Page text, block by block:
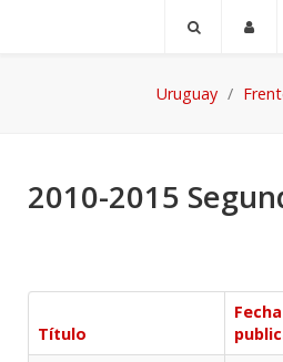
Uruguay
2010-2015
Título